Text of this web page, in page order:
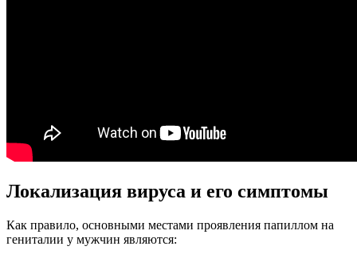
Локализация вируса и его симптомы
Как правило, основными местами проявления папиллом на
гениталии у мужчин являются: